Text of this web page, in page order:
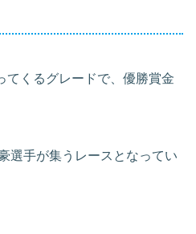
てくるグレードで、優勝賞金
選手が集うレースとなってい